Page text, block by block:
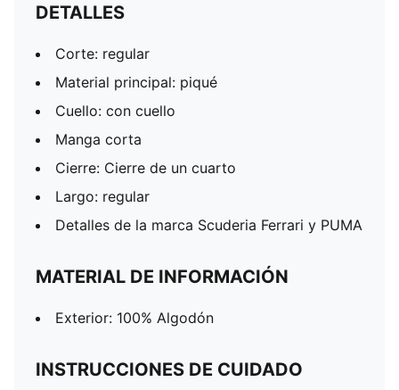
DETALLES
Corte: regular
Material principal: piqué
Cuello: con cuello
Manga corta
Cierre: Cierre de un cuarto
Largo: regular
Detalles de la marca Scuderia Ferrari y PUMA
MATERIAL DE INFORMACIÓN
Exterior: 100% Algodón
INSTRUCCIONES DE CUIDADO